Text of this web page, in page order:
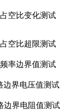
空比变化测试
空比超限测试
率边界值测试
边界电压值测试
边界电阻值测试